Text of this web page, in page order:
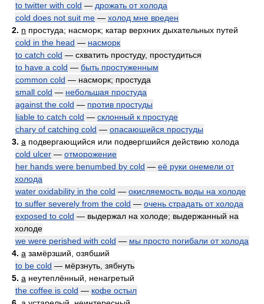
to twitter with cold — дрожать от холода
cold does not suit me — холод мне вреден
2. n простуда; насморк; катар верхних дыхательных путей
cold in the head — насморк
to catch cold — схватить простуду, простудиться
to have a cold — быть простуженным
common cold — насморк; простуда
small cold — небольшая простуда
against the cold — против простуды
liable to catch cold — склонный к простуде
chary of catching cold — опасающийся простуды
3. a подвергающийся или подвергшийся действию холода
cold ulcer — отморожение
her hands were benumbed by cold — её руки онемели от
холода
water oxidability in the cold — окисляемость воды на холоде
to suffer severely from the cold — очень страдать от холода
exposed to cold — выдержал на холоде; выдержанный на
холоде
we were perished with cold — мы просто погибали от холода
4. a замёрзший, озябший
to be cold — мёрзнуть, зябнуть
5. a неутеплённый, ненагретый
the coffee is cold — кофе остыл